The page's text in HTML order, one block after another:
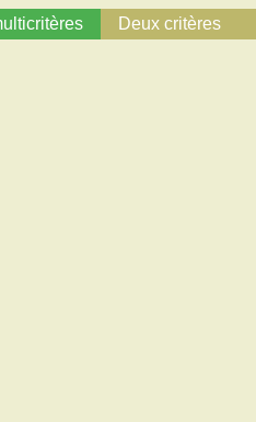
Deux critères